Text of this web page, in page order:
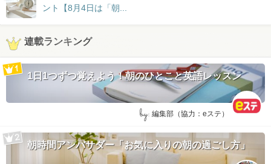
ント【8月4日は「朝...
連載ランキング
1日1つずつ覚えよう！朝のひとこと英語レッスン
by: 編集部（協力：eステ）
朝時間アンバサダー「お気に入りの朝の過ごし方」